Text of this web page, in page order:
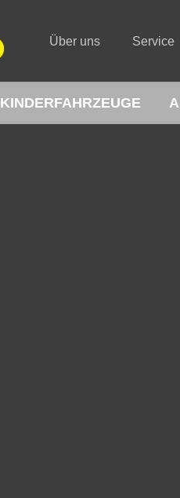
Über uns Service
KINDERFAHRZEUGE